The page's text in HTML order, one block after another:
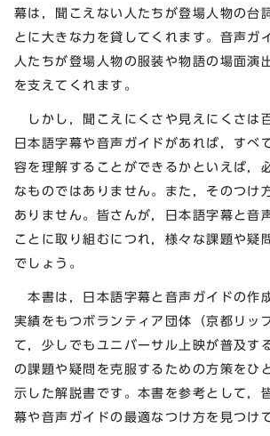
幕は，聞こえない人たちが登場人物の台
とに大きな力を貸してくれます。音声ガ
人たちが登場人物の服装や物語の場面演
を支えてくれます。
しかし，聞こえにくさや見えにくさは
日本語字幕や音声ガイドがあれば，すべ
容を理解することができるかといえば，
なものではありません。また，そのつけ
ありません。皆さんが，日本語字幕と音
ことに取り組むにつれ，様々な課題や疑
でしょう。
本書は，日本語字幕と音声ガイドの作
実績をもつボランティア団体（京都リッ
て，少しでもユニバーサル上映が普及す
の課題や疑問を克服するための方策をひ
示した解説書です。本書を参考として，
幕や音声ガイドの最適なつけ方を見つけ